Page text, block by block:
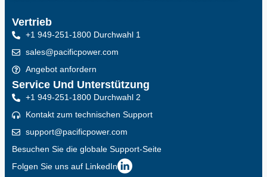
Vertrieb
+1 949-251-1800 Durchwahl 1
sales@pacificpower.com
Angebot anfordern
Service Und Unterstützung
+1 949-251-1800 Durchwahl 2
Kontakt zum technischen Support
support@pacificpower.com
Besuchen Sie die globale Support-Seite
Folgen Sie uns auf LinkedIn